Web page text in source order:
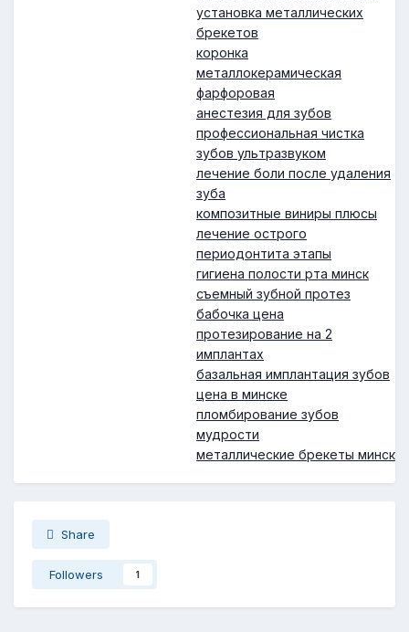
установка металлических
брекетов
коронка
металлокерамическая
фарфоровая
анестезия для зубов
профессиональная чистка
зубов ультразвуком
лечение боли после удаления
зуба
композитные виниры плюсы
лечение острого
периодонтита этапы
гигиена полости рта минск
съемный зубной протез
бабочка цена
протезирование на 2
имплантах
базальная имплантация зубов
цена в минске
пломбирование зубов
мудрости
металлические брекеты минск
Share
Followers 1